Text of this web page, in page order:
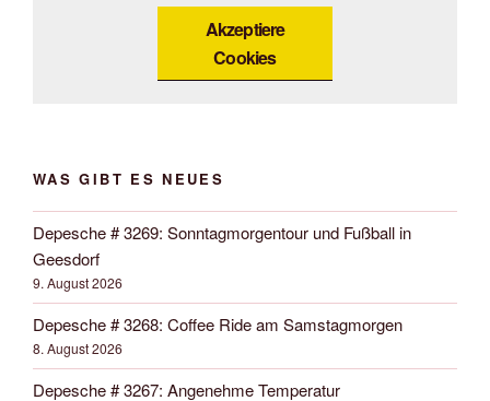
Akzeptiere
Cookies
WAS GIBT ES NEUES
Depesche # 3269: Sonntagmorgentour und Fußball in
Geesdorf
9. August 2026
Depesche # 3268: Coffee Ride am Samstagmorgen
8. August 2026
Depesche # 3267: Angenehme Temperatur